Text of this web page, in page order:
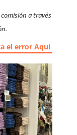
a través
el error Aquí